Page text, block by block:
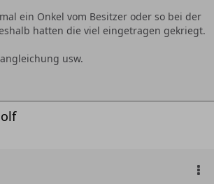
ein Onkel vom Besitzer oder so bei der
hatten die viel eingetragen gekriegt.
usw.